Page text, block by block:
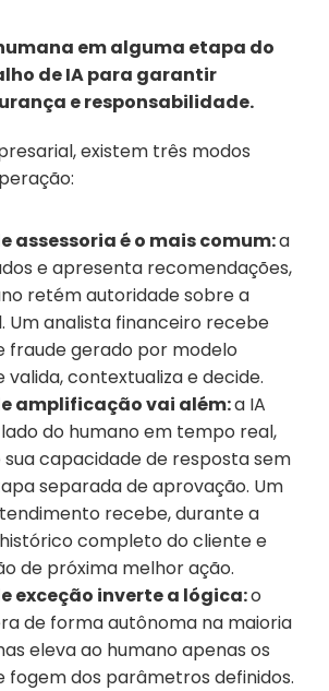
em alguma etapa do
de IA para garantir
e responsabilidade.
existem três modos
assessoria é o mais comum: a
e apresenta recomendações,
retém autoridade sobre a
Um analista financeiro recebe
fraude gerado por modelo
valida, contextualiza e decide.
amplificação vai além: a IA
do humano em tempo real,
capacidade de resposta sem
separada de aprovação. Um
recebe, durante a
completo do cliente e
de próxima melhor ação.
exceção inverte a lógica: o
de forma autônoma na maioria
eleva ao humano apenas os
fogem dos parâmetros definidos.